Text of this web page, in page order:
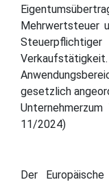
Mehrwertsteuer
gesetzlich
11/2024)
Der